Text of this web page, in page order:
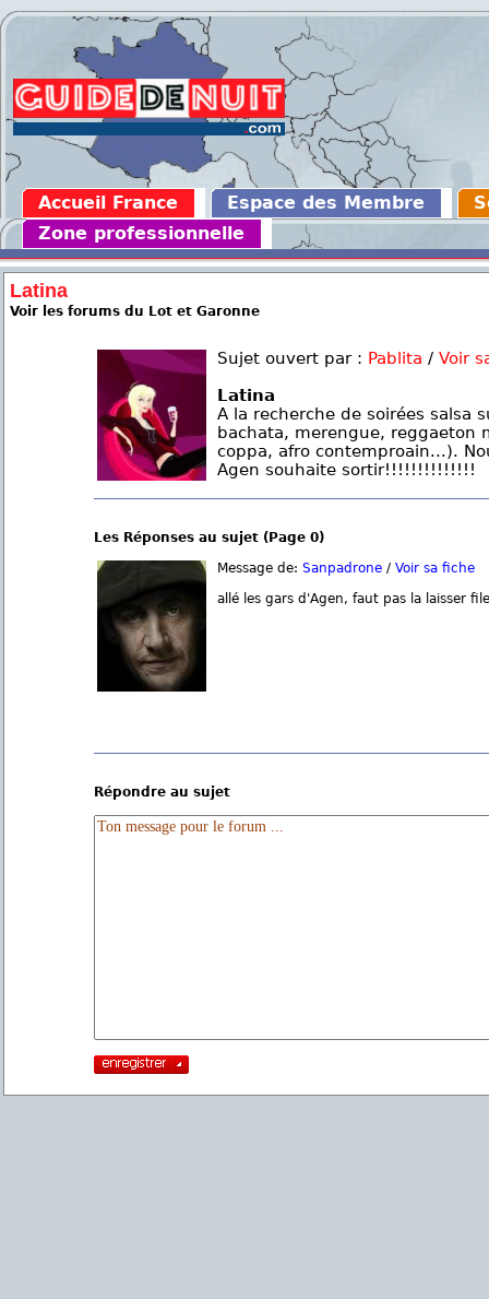
Accueil France Espace des Membre
Zone professionnelle
Latina
Voir les forums du Lot et Garonne
Sujet ouvert par : Pablita / Voir
Latina
A la recherche de soirées salsa
bachata, merengue, reggaeton
coppa, afro contemproain...).
Agen souhaite sortir!!!!!!!!!!!!!!
Les Réponses au sujet (Page 0)
Message de: Sanpadrone / Voir sa fiche
allé les gars d'Agen, faut pas la laisser
Répondre au sujet